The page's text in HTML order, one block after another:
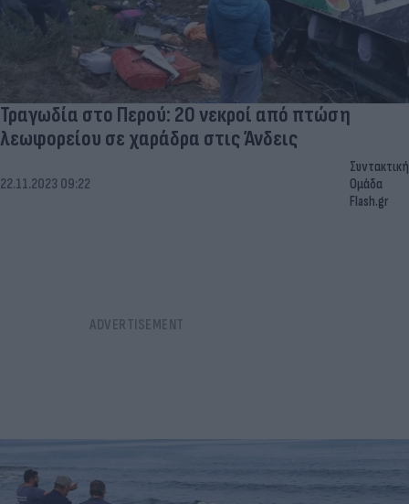
Τραγωδία στο Περού: 20 νεκροί από πτώση
λεωφορείου σε χαράδρα στις Άνδεις
22.11.2023 09:22
Συντακτική
Ομάδα
Flash.gr